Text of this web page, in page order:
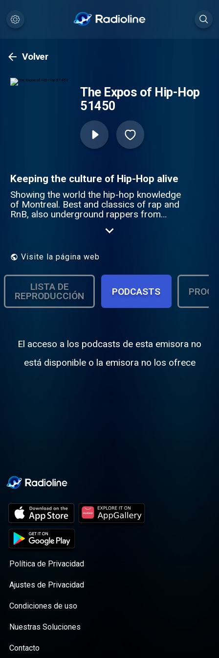
Volver
The Expos of Hip-Hop
51450
Keeping the culture of Hip-Hop alive
Showing the world the hip-hop knowledge
of Montreal. Best and classics of rap and
RnB, also underground rappers from
Visite la página web
LISTA DE
REPRODUCCIÓN
PODCASTS
El acceso a los podcasts de esta emisora no
está disponible o la emisora no los ofrece
Política de Privacidad
Ajustes de Privacidad
Condiciones de uso
Nuestras Soluciones
Contacto